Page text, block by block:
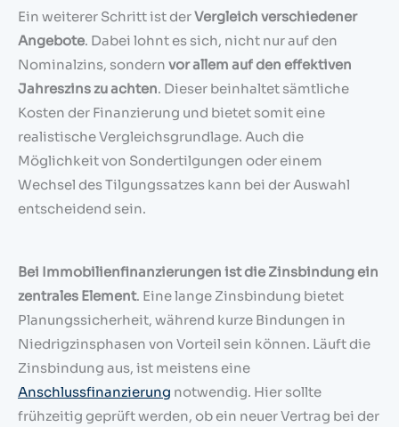
Ein weiterer Schritt ist derVergleich verschiedener
Angebote. Dabei lohnt es sich, nicht nur auf den
Nominalzins, sondern vor allem auf den effektiven
Jahreszins zu achten. Dieser beinhaltet sämtliche
Kosten der Finanzierung und bietet somit eine
realistische Vergleichsgrundlage. Auch die
Möglichkeit von Sondertilgungen oder einem
Wechsel des Tilgungssatzes kann bei der Auswahl
entscheidend sein.
Bei Immobilienfinanzierungen ist die Zinsbindung ein
zentrales Element. Eine lange Zinsbindung bietet
Planungssicherheit, während kurze Bindungen in
Niedrigzinsphasen von Vorteil sein können. Läuft die
Zinsbindung aus, ist meistens eine
Anschlussfinanzierung notwendig. Hier sollte
frühzeitig geprüft werden, ob ein neuer Vertrag bei der